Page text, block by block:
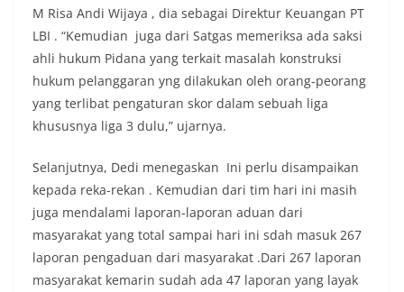
M Risa Andi Wijaya , dia sebagai Direktur Keuangan PT
LBI . “Kemudian juga dari Satgas memeriksa ada saksi
ahli hukum Pidana yang terkait masalah konstruksi
hukum pelanggaran yng dilakukan oleh orang-peorang
yang terlibat pengaturan skor dalam sebuah liga
khususnya liga 3 dulu,” ujarnya.
Selanjutnya, Dedi menegaskan Ini perlu disampaikan
kepada reka-rekan . Kemudian dari tim hari ini masih
juga mendalami laporan-laporan aduan dari
masyarakat yang total sampai hari ini sdah masuk 267
laporan pengaduan dari masyarakat .Dari 267 laporan
masyarakat kemarin sudah ada 47 laporan yang layak